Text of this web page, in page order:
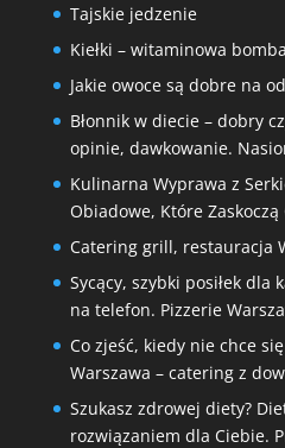
Tajskie jedzenie
Kiełki – witaminowa
Jakie owoce są dobre na
Błonnik w diecie – dobry
opinie, dawkowanie.
Kulinarna Wyprawa z
Obiadowe, Które Zaskoczą
Catering grill, restauracja
Sycący, szybki posiłek dla
na telefon. Pizzerie
Co zjeść, kiedy nie chce
Warszawa – catering z
Szukasz zdrowej diety?
rozwiązaniem dla Ciebie.